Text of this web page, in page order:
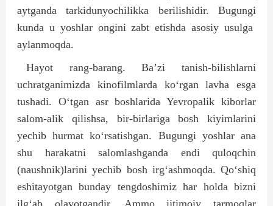
aytganda tarkidunyochilikka berilishidir. Bugungi
kunda u yoshlar ongini zabt etishda asosiy usulga
aylanmoqda.
Hayot rang-barang. Ba’zi tanish-bilishlarni
uchratganimizda kinofilmlarda ko‘rgan lavha esga
tushadi. O‘tgan asr boshlarida Yevropalik kiborlar
salom-alik qilishsa, bir-birlariga bosh kiyimlarini
yechib hurmat ko‘rsatishgan. Bugungi yoshlar ana
shu harakatni salomlashganda endi quloqchin
(naushnik)larini yechib bosh irg‘ashmoqda. Qo‘shiq
eshitayotgan bunday tengdoshimiz har holda bizni
ilg‘ab olayotgandir. Ammo ijtimoiy tarmoqlar